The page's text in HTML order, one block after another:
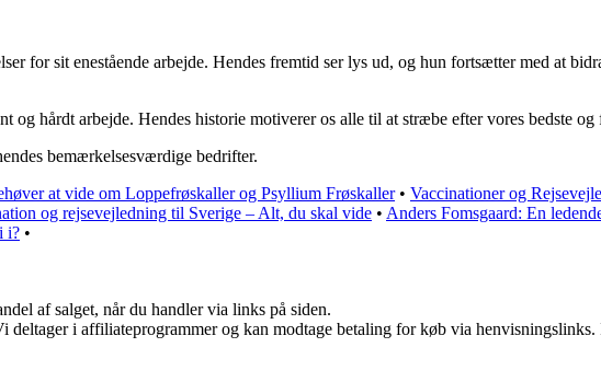
for sit enestående arbejde. Hendes fremtid ser lys ud, og hun fortsætter med at
og hårdt arbejde. Hendes historie motiverer os alle til at stræbe efter vores bedste
bemærkelsesværdige bedrifter.
at vide om Loppefrøskaller og Psyllium Frøskaller• Vaccinationer og
og rejsevejledning til Sverige – Alt, du skal vide • Anders Fomsgaard: En
i? •
af salget, når du handler via links på siden.
i affiliateprogrammer og kan modtage betaling for køb via